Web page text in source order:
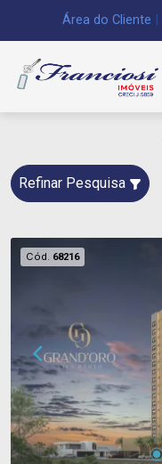
Área do Cliente
Refinar Pesquisa
Cód. 68216